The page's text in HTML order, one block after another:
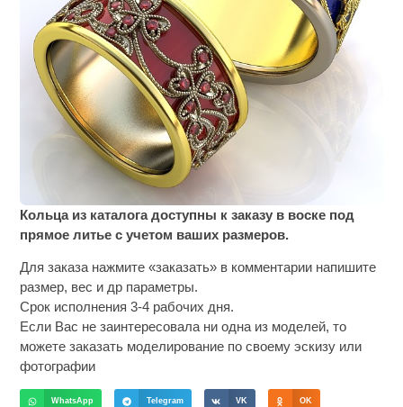
Кольца из каталога доступны к заказу в воске под
прямое литье с учетом ваших размеров.
Для заказа нажмите «заказать» в комментарии напишите
размер, вес и др параметры.
Срок исполнения 3-4 рабочих дня.
Если Вас не заинтересовала ни одна из моделей, то
можете заказать моделирование по своему эскизу или
фотографии
WhatsApp Telegram VK OK